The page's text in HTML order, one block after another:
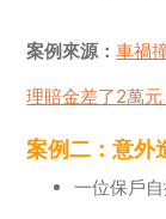
案例來源：車禍
理賠金差了2萬元
案例二：意外
一位保戶